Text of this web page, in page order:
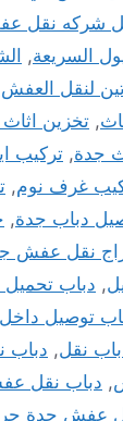
شركه نقل
السريعة,
لنقل
, تخزين
جدة, تركيب
غرف نوم,
دباب جدة,
نقل عفش
, دباب
توصيل
نقل, دباب
, دباب نقل
عفش جدة